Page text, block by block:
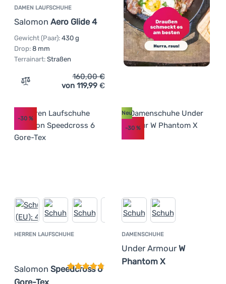
DAMEN LAUFSCHUHE
Salomon Aero Glide 4
Gewicht (Paar): 430 g
Drop: 8 mm
Terrainart: Straßen
Zum Vergleich 'Damen Laufschuhe Salomon Aero Glide
160,00€
von 119,99 €
HERREN LAUFSCHUHE
Salomon Speedcross 6
Kundenbewertung
-30 %
DAMENSCHUHE
Under Armour W
Phantom X
Neu
-30%